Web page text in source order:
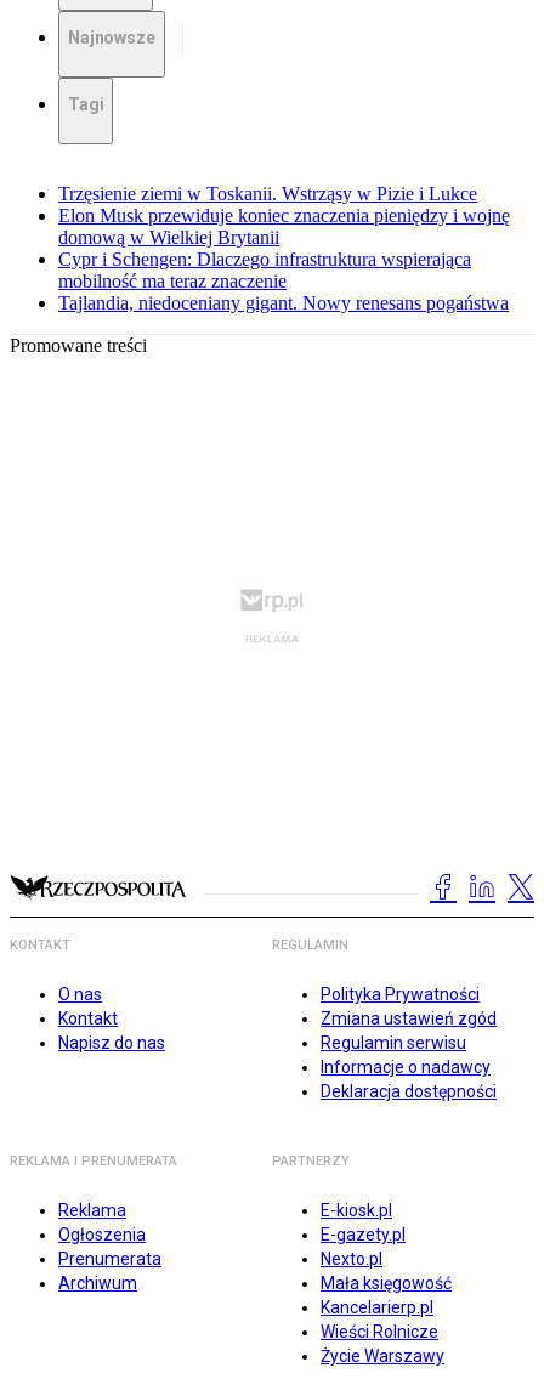
Najnowsze
Tagi
Trzęsienie ziemi w Toskanii. Wstrząsy w Pizie i Lukce
Elon Musk przewiduje koniec znaczenia pieniędzy i wojnę
domową w Wielkiej Brytanii
Cypr i Schengen: Dlaczego infrastruktura wspierająca
mobilność ma teraz znaczenie
Tajlandia, niedoceniany gigant. Nowy renesans pogaństwa
Promowane treści
KONTAKT
O nas
Kontakt
Napisz do nas
REGULAMIN
Polityka Prywatności
Zmiana ustawień zgód
Regulamin serwisu
Informacje o nadawcy
Deklaracja dostępności
REKLAMA I PRENUMERATA
Reklama
Ogłoszenia
Prenumerata
Archiwum
PARTNERZY
E-kiosk.pl
E-gazety.pl
Nexto.pl
Mała księgowość
Kancelarierp.pl
Wieści Rolnicze
Życie Warszawy